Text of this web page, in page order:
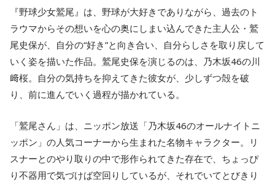
『野球少女鷲尾』は、野球が大好きでありながら、過去のト
ラウマからその想いを心の奥にしまい込んできた主人公・鷲
尾史保が、自分の“好き”と向き合い、自分らしさを取り戻して
いく姿を描いた作品。鷲尾史保を演じるのは、乃木坂46の川
﨑桜。自分の気持ちを抑えてきた彼女が、少しずつ殻を破
り、前に進んでいく過程が描かれている。
「鷲尾さん」は、ニッポン放送「乃木坂46のオールナイトニ
ッポン」の人気コーナーから生まれた名物キャラクター。リ
スナーとのやり取りの中で形作られてきた存在で、ちょっぴ
り不器用で気づけば空回りしているが、それでいてとびきり